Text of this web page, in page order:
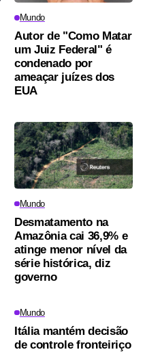
Mundo
Autor de "Como Matar
um Juiz Federal" é
condenado por
ameaçar juízes dos
EUA
Mundo
Desmatamento na
Amazônia cai 36,9% e
atinge menor nível da
série histórica, diz
governo
Mundo
Itália mantém decisão
de controle fronteiriço